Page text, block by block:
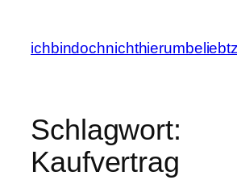
springen
Schlagwort:
Kaufvertrag